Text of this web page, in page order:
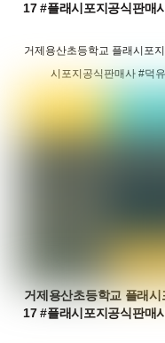
17 #플래시포지공식판매
거제용산초등학교 플래시포
시포지공식판매사 #덕
거제용산초등학교 플래
17 #플래시포지공식판매